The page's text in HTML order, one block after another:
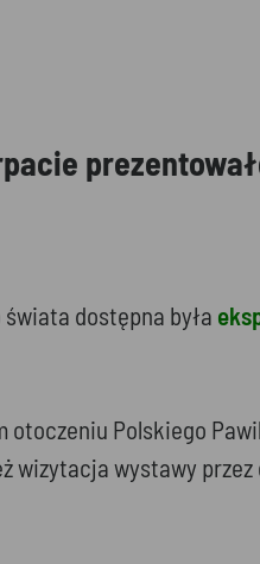
dostępna była
otoczeniu Polskiego
wizytacja wystawy